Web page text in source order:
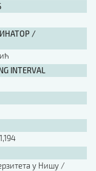
/
INTERVAL
у Нишу /